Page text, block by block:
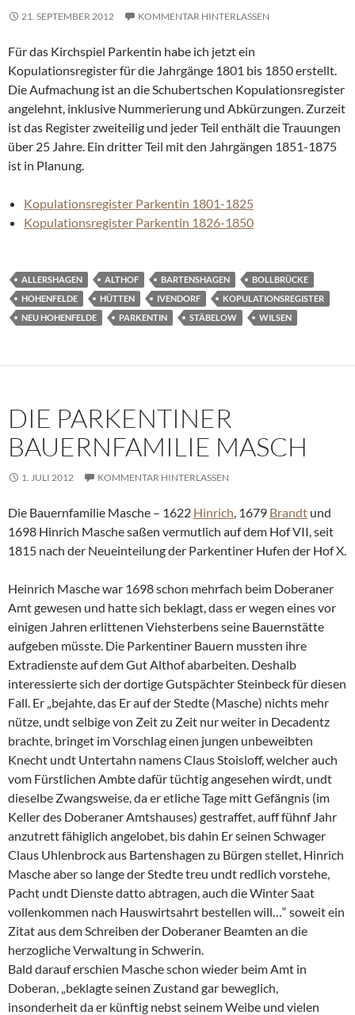
21. SEPTEMBER 2012 KOMMENTAR HINTERLASSEN
Für das Kirchspiel Parkentin habe ich jetzt ein
Kopulationsregister für die Jahrgänge 1801 bis 1850 erstellt.
Die Aufmachung ist an die Schubertschen Kopulationsregister
angelehnt, inklusive Nummerierung und Abkürzungen. Zurzeit
ist das Register zweiteilig und jeder Teil enthält die Trauungen
über 25 Jahre. Ein dritter Teil mit den Jahrgängen 1851-1875
ist in Planung.
Kopulationsregister Parkentin 1801-1825
Kopulationsregister Parkentin 1826-1850
ALLERSHAGEN ALTHOF BARTENSHAGEN
BOLLBRÜCKE
HOHENFELDE
HÜTTEN IVENDORF
KOPULATIONSREGISTER
NEU HOHENFELDE
PARKENTIN STÄBELOW WILSEN
DIE PARKENTINER
BAUERNFAMILIE MASCH
1. JULI 2012 KOMMENTAR HINTERLASSEN
Die Bauernfamilie Masche – 1622 Hinrich, 1679 Brandt und
1698 Hinrich Masche saßen vermutlich auf dem Hof VII, seit
1815 nach der Neueinteilung der Parkentiner Hufen der Hof X.
Heinrich Masche war 1698 schon mehrfach beim Doberaner
Amt gewesen und hatte sich beklagt, dass er wegen eines vor
einigen Jahren erlittenen Viehsterbens seine Bauernstätte
aufgeben müsste. Die Parkentiner Bauern mussten ihre
Extradienste auf dem Gut Althof abarbeiten. Deshalb
interessierte sich der dortige Gutspächter Steinbeck für diesen
Fall. Er „bejahte, das Er auf der Stedte (Masche) nichts mehr
nütze, undt selbige von Zeit zu Zeit nur weiter in Decadentz
brachte, bringet im Vorschlag einen jungen unbeweibten
Knecht undt Untertahn namens Claus Stoisloff, welcher auch
vom Fürstlichen Ambte dafür tüchtig angesehen wirdt, undt
dieselbe Zwangsweise, da er etliche Tage mitt Gefängnis (im
Keller des Doberaner Amtshauses) gestraffet, auff fühnf Jahr
anzutrett fähiglich angelobet, bis dahin Er seinen Schwager
Claus Uhlenbrock aus Bartenshagen zu Bürgen stellet, Hinrich
Masche aber so lange der Stedte treu undt redlich vorstehe,
Pacht undt Dienste datto abtragen, auch die Winter Saat
vollenkommen nach Hauswirtsahrt bestellen will…“ soweit ein
Zitat aus dem Schreiben der Doberaner Beamten an die
herzogliche Verwaltung in Schwerin.
Bald darauf erschien Masche schon wieder beim Amt in
Doberan, „beklagte seinen Zustand gar beweglich,
insonderheit da er künftig nebst seinem Weibe und vielen